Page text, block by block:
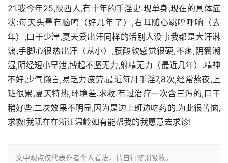
21.我今年25,陕西人,有十年的手淫史.现单身,现在的具体症
状:每天头晕有脑鸣（好几年了）,右耳随心跳呼呼响（去
年）,口干少津,夏天爱出汗同样的活别人没事我都是大汗淋
漓,手脚心很热出汗（从小）,腰酸软感觉很硬,不疼,阴囊潮
湿,阴经短小早泄,博起不坚无力,射精无力（最近几年）.精神
不好,少气懒言,易乏力疲劳.最近每月手淫7,8次,经常熬夜,上
班很累,夏天特热,环境差.求救.有过治疗一次含三泻的,口干
稍好些.二次效果不明显,因为是边上班边吃药的.为此很苦恼,
求救!我现在在浙江温岭如有能帮我的我愿意去求诊!
文中观点仅代表作者个人看法，请自行鉴别吸收。